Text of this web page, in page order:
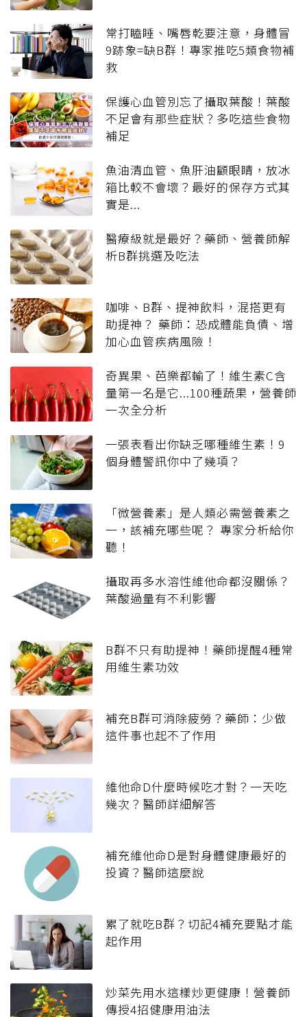
常打瞌睡、嘴唇乾要注意，身體冒
9跡象=缺B群！專家推吃5類食物補
救
保護心血管別忘了攝取葉酸！葉酸
不足會有那些症狀？多吃這些食物
補足
魚油清血管、魚肝油顧眼睛，放冰
箱比較不會壞？最好的保存方式其
實是...
醫療級就是最好？藥師、營養師解
析B群挑選及吃法
咖啡、B群、提神飲料，混搭更有
助提神？ 藥師：恐成體能負債、增
加心血管疾病風險！
奇異果、芭樂都輸了！維生素C含
量第一名是它...100種蔬果，營養師
一次全分析
一張表看出你缺乏哪種維生素！9
個身體警訊你中了幾項？
「微營養素」是人類必需營養素之
一，該補充哪些呢？ 專家分析給你
聽！
攝取再多水溶性維他命都沒關係？
葉酸過量有不利影響
B群不只有助提神！藥師提醒4種常
用維生素功效
補充B群可消除疲勞？藥師：少做
這件事也起不了作用
維他命D什麼時候吃才對？一天吃
幾次？醫師詳細解答
補充維他命D是對身體健康最好的
投資？醫師這麼說
累了就吃B群？切記4補充要點才能
起作用
炒菜先用水這樣炒更健康！營養師
傳授4招健康用油法